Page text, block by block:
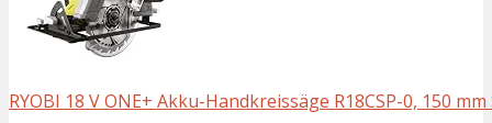
RYOBI 18 V ONE+ Akku-Handkreissäge R18CSP-0, 150